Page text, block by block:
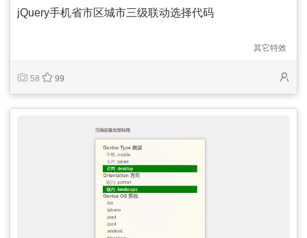
jQuery手机省市区城市三级联动选择代码
其它特效
58 99